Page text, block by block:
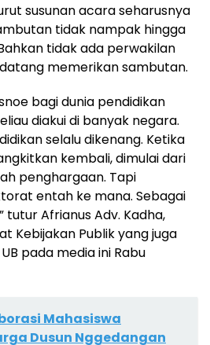
susunan acara seharusnya
tidak nampak hingga
tidak ada perwakilan
memerikan sambutan.
bagi dunia pendidikan
diakui di banyak negara.
selalu dikenang. Ketika
kembali, dimulai dari
penghargaan. Tapi
entah ke mana. Sebagai
tutur Afrianus Adv. Kadha,
Kebijakan Publik yang juga
pada media ini Rabu
Mahasiswa
Dusun Nggedangan